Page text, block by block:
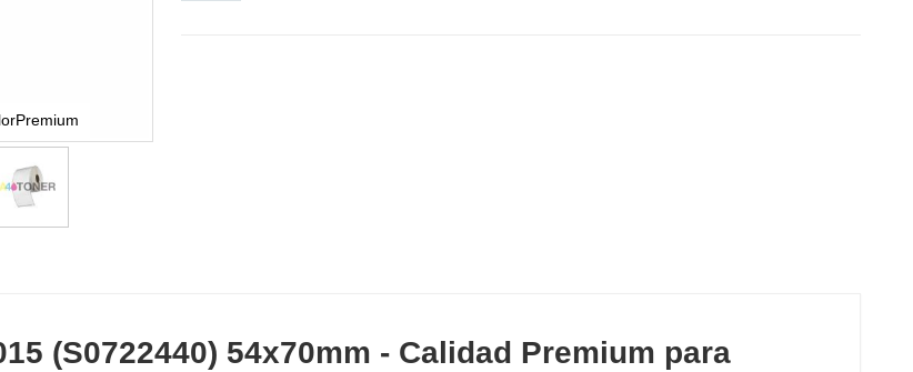
(S0722440) 54x70mm - Calidad Premium para